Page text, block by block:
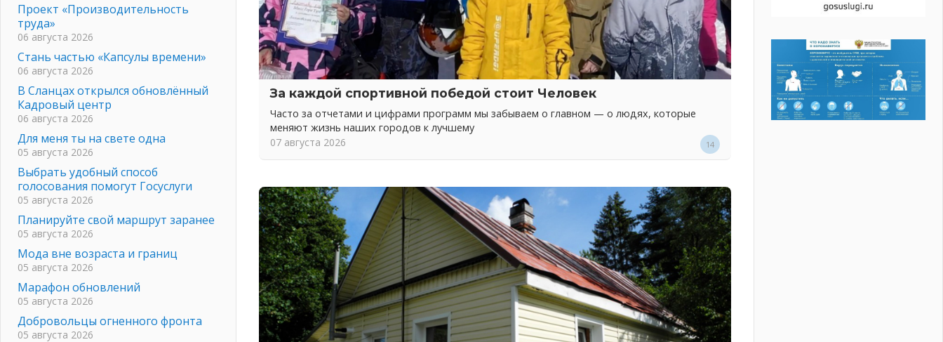
За каждой спортивной победой стоит Человек
Часто за отчетами и цифрами программ мы забываем о главном — о людях, которые
меняют жизнь наших городов к лучшему
07 августа 2026
14
Проект «Производительность
труда»
06 августа 2026
Стань частью «Капсулы времени»
06 августа 2026
В Сланцах открылся обновлённый
Кадровый центр
06 августа 2026
Для меня ты на свете одна
05 августа 2026
Выбрать удобный способ
голосования помогут Госуслуги
05 августа 2026
Планируйте свой маршрут заранее
05 августа 2026
Мода вне возраста и границ
05 августа 2026
Марафон обновлений
05 августа 2026
Добровольцы огненного фронта
05 августа 2026